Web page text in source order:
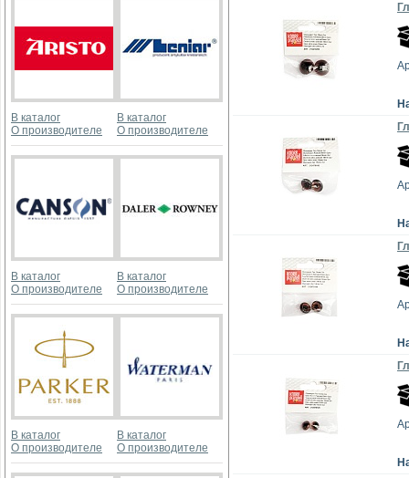
В каталог
О производителе
В каталог
О производителе
В каталог
О производителе
В каталог
О производителе
В каталог
О производителе
В каталог
О производителе